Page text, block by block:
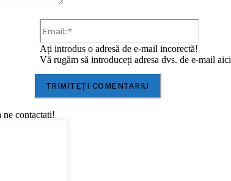
Email:*
Ați introdus o adresă de e-mail incorectă!
Vă rugăm să introduceți adresa dvs. de e-mail aici
ne contactati!